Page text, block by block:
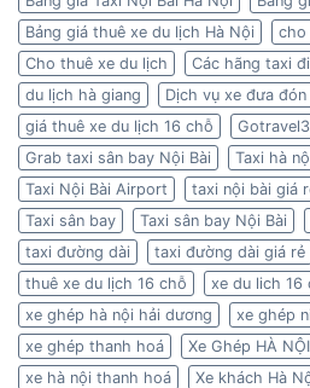
Bảng giá thuê xe du lịch Hà Nội
cho
Cho thuê xe du lịch
Các hãng taxi
du lịch hà giang
Dịch vụ xe đưa
giá thuê xe du lịch 16 chỗ
Grab taxi sân bay Nội Bài
Taxi hà
Taxi Nội Bài Airport
taxi nội bài giá
Taxi sân bay
Taxi sân bay Nội Bài
taxi đường dài
taxi đường dài giá rẻ
thuê xe du lịch 16 chỗ
xe du lich 16
xe ghép hà nội hải dương
xe ghép
xe ghép thanh hoá
Xe Ghép HÀ
xe hà nội thanh hoá
Xe khách Hà